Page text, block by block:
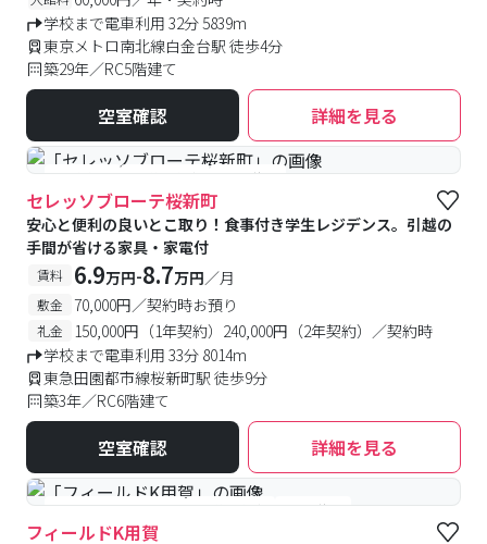
学校まで電車利用 32分 5839m
東京メトロ南北線白金台駅 徒歩4分
築29年／RC5階建て
空室確認 詳細を見る
#食事付き #予約受付中 #空室待ち
セレッソブローテ桜新町
安心と便利の良いとこ取り！食事付き学生レジデンス。引越の
手間が省ける家具・家電付
賃料 6.9万円-8.7万円／月
敷金 70,000円／契約時お預り
礼金
150,000円（1年契約）240,000円（2年契約）／契約時
学校まで電車利用 33分 8014m
東急田園都市線桜新町駅 徒歩9分
築3年／RC6階建て
空室確認 詳細を見る
#女性専用フロアあり #予約受付中 #空室待ち
フィールドK用賀